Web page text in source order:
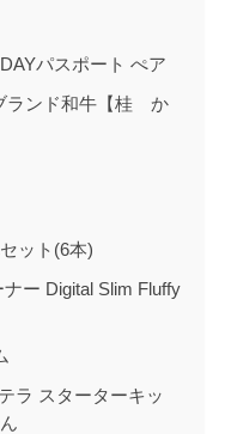
パスポート ぺア
ランド和牛【桂 か
ット(6本)
ー Digital Slim Fluffy
ラ スターターキッ